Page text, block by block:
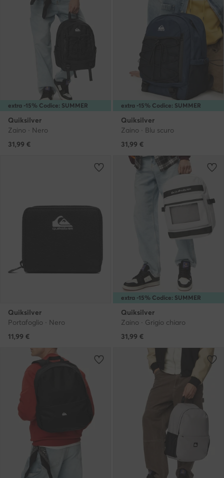
extra -15% Codice: SUMMER
Quiksilver
Zaino · Nero
31,99 €
extra -15% Codice: SUMMER
Quiksilver
Zaino · Blu scuro
31,99 €
Quiksilver
Portafoglio · Nero
11,99 €
extra -15% Codice: SUMMER
Quiksilver
Zaino · Grigio chiaro
31,99 €